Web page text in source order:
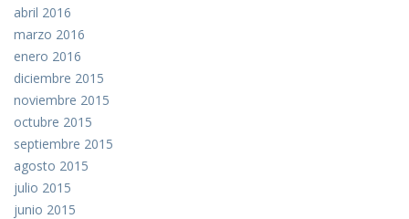
abril 2016
marzo 2016
enero 2016
diciembre 2015
noviembre 2015
octubre 2015
septiembre 2015
agosto 2015
julio 2015
junio 2015